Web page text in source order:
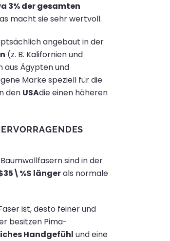
3% der gesamten
macht sie sehr wertvoll.
angebaut in der
(z. B. Kalifornien und
aus Ägypten und
Marke speziell für die
den USAdie einen höheren
sind in der
längerals normale
ist, desto feiner und
besitzen Pima-
Handgefühl und eine